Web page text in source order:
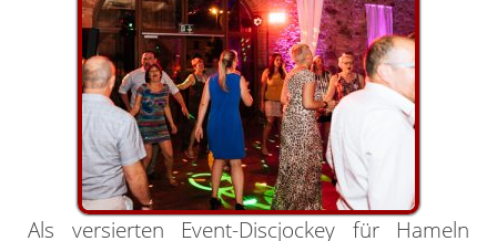
Als versierten Event-Discjockey für Hameln